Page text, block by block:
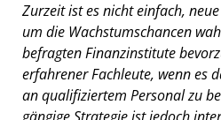
Zurzeit ist es nicht einfach,
um die Wachstumschancen
befragten Finanzinstitute
erfahrener Fachleute, wenn es
an qualifiziertem Personal zu